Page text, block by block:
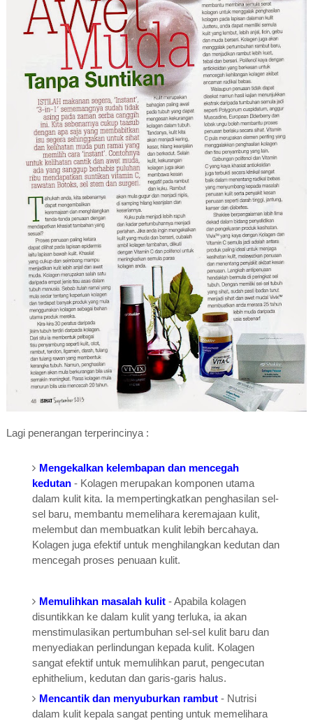
Lagi penerangan terperincinya :
Mengekalkan kelembapan dan mencegah
kedutan - Kolagen merupakan komponen utama
dalam kulit kita. Ia mempertingkatkan penghasilan sel-
sel baru, membantu memelihara keremajaan kulit,
melembut dan membuatkan kulit lebih bercahaya.
Kolagen juga efektif untuk menghilangkan kedutan dan
mencegah proses penuaan kulit.
Memulihkan masalah kulit - Apabila kolagen
disuntikkan ke dalam kulit yang terluka, ia akan
menstimulasikan pertumbuhan sel-sel kulit baru dan
menyediakan perlindungan kepada kulit. Kolagen
sangat efektif untuk memulihkan parut, pengecutan
ephithelium, kedutan dan garis-garis halus.
Mencantik dan menyuburkan rambut- Nutrisi
dalam kulit kepala sangat penting untuk memelihara